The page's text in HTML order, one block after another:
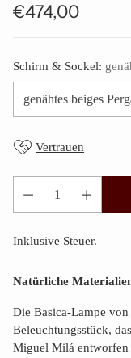
Normaler
€474,00
Schirm & Sockel:
Vertrauen
Anzahl
Inklusive Steuer.
Natürliche
Die Basica-Lampe
Beleuchtungsstück,
Miguel Milá entworfen